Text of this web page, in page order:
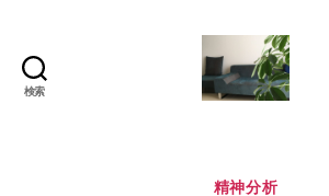
検索
美
カ
精神分析